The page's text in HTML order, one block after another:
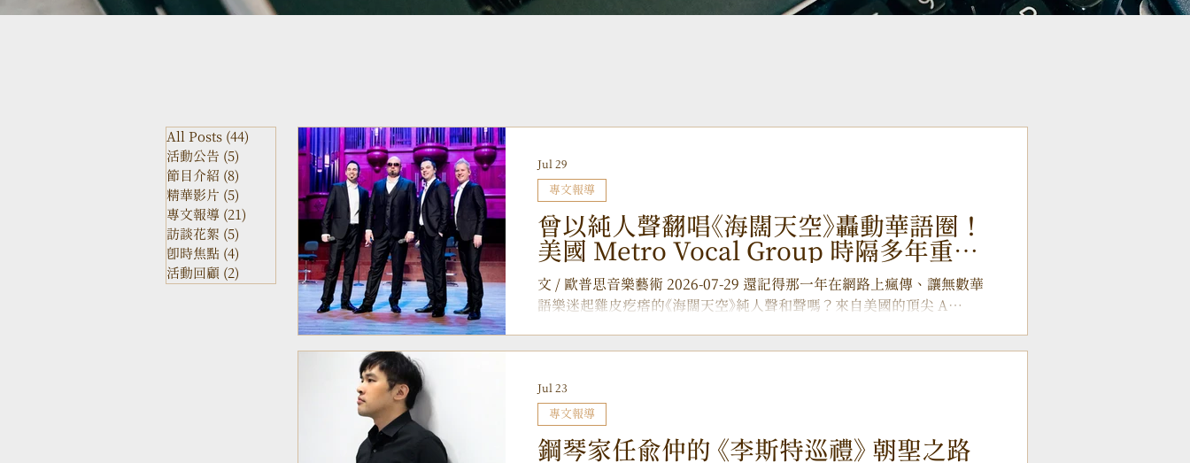
All Posts (44) 44 posts
活動公告 (5)
節目介紹 (8)
精華影片 (5)
專文報導 (21)
訪談花絮 (5)
即時焦點 (4)
活動回顧 (2)
曾以純人聲翻唱《海闊天空》轟動華語圈！
美國 Metro Vocal Group 時隔多年重返
臺灣 9月桃園、臺中震撼獻唱
文 / 歐普思音樂藝術 2026-07-29 還記得那一年在網路上瘋傳、讓無數華
語樂迷起雞皮疙瘩的《海闊天空》純人聲和聲嗎？來自美國的頂尖 A
樂的精準詮釋，深深震撼華語樂壇。時隔多年，這群深愛臺灣的老朋友宣
辦「美國 Metro Vocal Group 臺灣限定演唱會」，帶著專屬音樂情書重返
臺灣舞台！ ▲Metro Vocal Group 曾以純人聲翻唱《海闊天空》轟動華語
這群美國小夥子為何會取名為「Metro」，又為何會一路從美國飛越太平
專文報導
Jul 29
鋼琴家任俞仲的 《李斯特巡禮》 朝聖之路
專文報導
Jul 23